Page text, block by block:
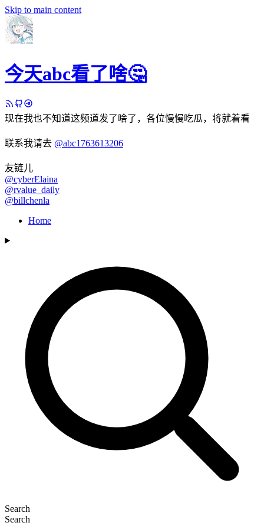
Skip to main content
今天abc看了啥🤔
现在我也不知道这频道发了啥了，各位慢慢吃瓜，将就着看
联系我请去 @abc1763613206
友链儿
@cyberElaina
@rvalue_daily
@billchenla
Home
Search
Search